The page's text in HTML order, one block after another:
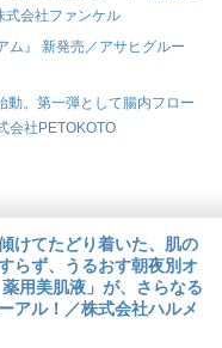
式会社ファンケル
ム』 新発売／アサヒグルー
動。第一弾として腸内フロー
会社PETOKOTO
けてたどり着いた、肌の
らず、うるおす朝夜別オ
用美肌液」が、さらなる
アル！／株式会社ハルメ